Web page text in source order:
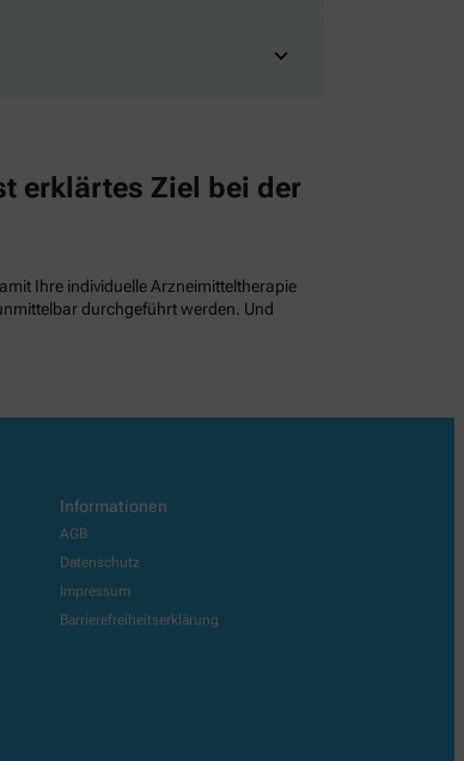
erklärtes Ziel bei der
Ihre individuelle Arzneimitteltherapie
durchgeführt werden. Und
Informationen
AGB
Datenschutz
Impressum
Barrierefreiheitserklärung